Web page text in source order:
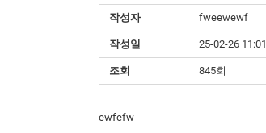
작성자 fweewewf
작성일 25-02-26 11:01
조회 845회
ewfefw